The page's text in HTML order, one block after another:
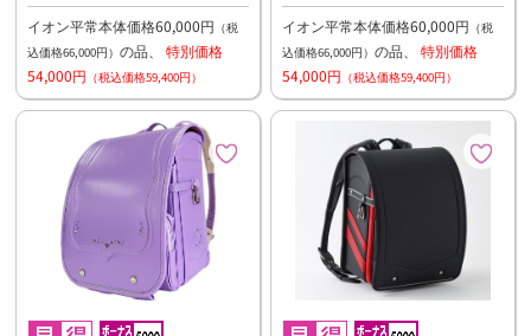
イオン平常本体価格60,000円 （税
込価格66,000円） の品、 特別価格
54,000円 （税込価格59,400円）
イオン平常本体価格60,000円 （税
込価格66,000円） の品、 特別価格
54,000円 （税込価格59,400円）